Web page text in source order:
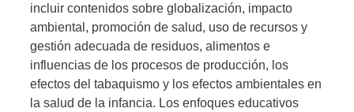
incluir contenidos sobre globalización, impacto
ambiental, promoción de salud, uso de recursos y
gestión adecuada de residuos, alimentos e
influencias de los procesos de producción, los
efectos del tabaquismo y los efectos ambientales en
la salud de la infancia. Los enfoques educativos